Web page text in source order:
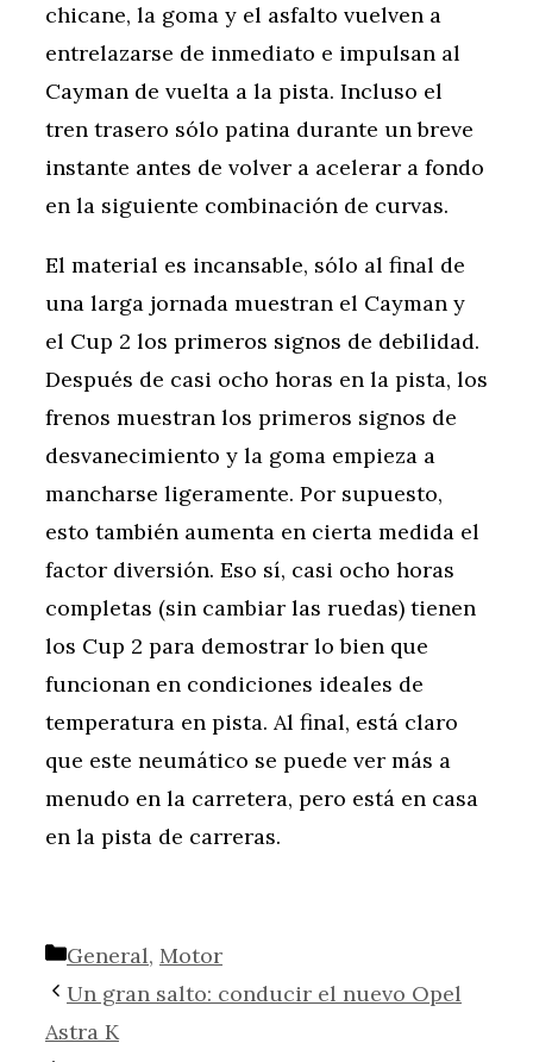
chicane, la goma y el asfalto vuelven a
entrelazarse de inmediato e impulsan al
Cayman de vuelta a la pista. Incluso el
tren trasero sólo patina durante un breve
instante antes de volver a acelerar a fondo
en la siguiente combinación de curvas.
El material es incansable, sólo al final de
una larga jornada muestran el Cayman y
el Cup 2 los primeros signos de debilidad.
Después de casi ocho horas en la pista, los
frenos muestran los primeros signos de
desvanecimiento y la goma empieza a
mancharse ligeramente. Por supuesto,
esto también aumenta en cierta medida el
factor diversión. Eso sí, casi ocho horas
completas (sin cambiar las ruedas) tienen
los Cup 2 para demostrar lo bien que
funcionan en condiciones ideales de
temperatura en pista. Al final, está claro
que este neumático se puede ver más a
menudo en la carretera, pero está en casa
en la pista de carreras.
Categorías
General, Motor
Un gran salto: conducir el nuevo Opel
Astra K